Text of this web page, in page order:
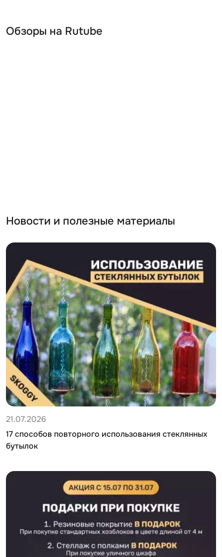
Обзоры на Rutube
Новости и полезные материалы
21.07.2026
17 способов повторного использования стеклянных
бутылок